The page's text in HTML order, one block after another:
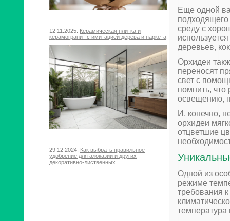
12.11.2025: Керамическая плитка и
керамогранит с имитацией дерева и паркета
29.12.2024: Как выбрать правильное
удобрение для алоказии и других
декоративно-лиственных
Еще одной
среду с
деревьев,
Орхидеи
переносят
свет с
помнить, что
освещению,
И, конечно,
орхидеи
отцветшие
Одной из
режиме
требования
температура